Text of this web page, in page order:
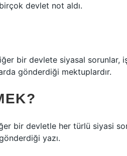
devlet not aldı.
bir devlete siyasal sorunlar,
gönderdiği mektuplardır.
bir devletle her türlü siyasi
yazı.